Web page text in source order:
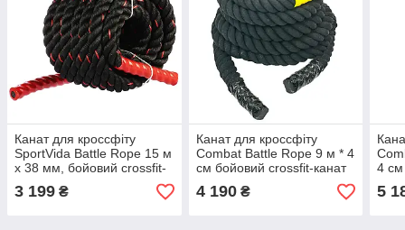
Канат для кроссфіту
SportVida Battle Rope 15 м
х 38 мм, бойовий crossfit-
канат (SV-HK0173)
3 199 ₴
Канат для кроссфіту
Combat Battle Rope 9 м * 4
см бойовий crossfit-канат
(R-6228-9)
4 190₴
4
5